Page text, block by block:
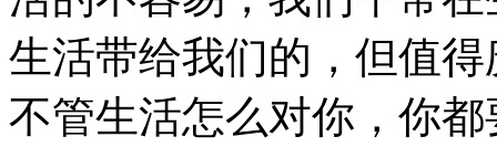
生活带给我们的，但值
不管生活怎么对你，你